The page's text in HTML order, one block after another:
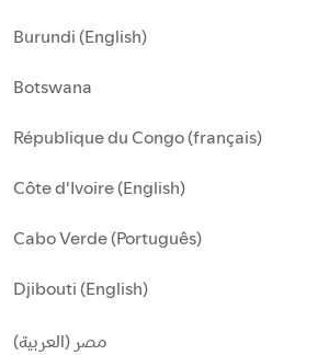
Burundi (English)
Botswana
République du Congo (français)
Côte d'Ivoire (English)
Cabo Verde (Português)
Djibouti (English)
مصر (العربية)